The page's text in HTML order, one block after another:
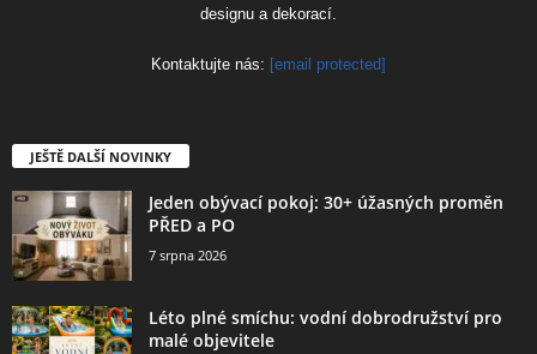
designu a dekorací.
Kontaktujte nás: [email protected]
JEŠTĚ DALŠÍ NOVINKY
Jeden obývací pokoj: 30+ úžasných proměn
PŘED a PO
7 srpna 2026
Léto plné smíchu: vodní dobrodružství pro
malé objevitele